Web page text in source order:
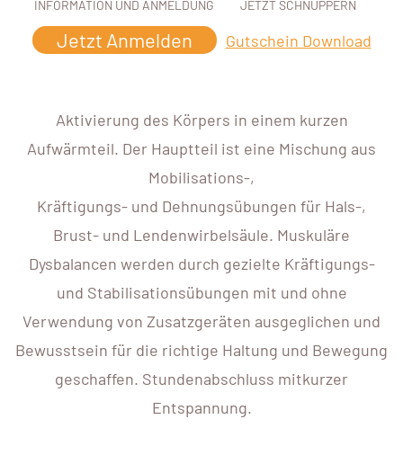
INFORMATION UND ANMELDUNG
Jetzt Anmelden
JETZT SCHNUPPERN
Gutschein Download
Aktivierung des Körpers in einem kurzen
Aufwärmteil. Der Hauptteil ist eine Mischung aus
Mobilisations-,
Kräftigungs- und Dehnungsübungen für Hals-,
Brust- und Lendenwirbelsäule. Muskuläre
Dysbalancen werden durch gezielte Kräftigungs-
und Stabilisationsübungen mit und ohne
Verwendung von Zusatzgeräten ausgeglichen und
Bewusstsein für die richtige Haltung und Bewegung
geschaffen. Stundenabschluss mitkurzer
Entspannung.